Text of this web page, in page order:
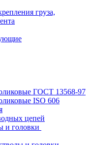
груза,
ГОСТ 13568-97
ISO 606
цепей
и головки